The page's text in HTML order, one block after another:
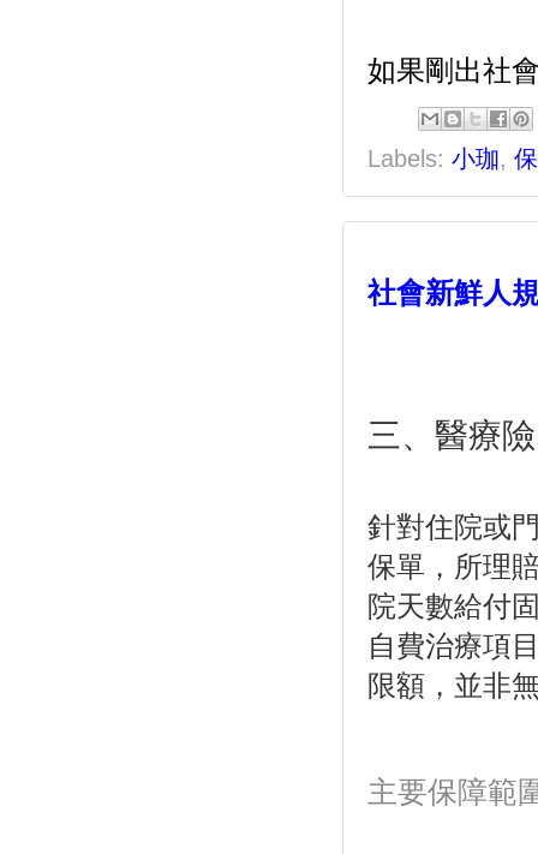
如果剛出社
Labels: 小珈,
社會新鮮人
三、醫療險
針對住院或
保單，所理
院天數給付
自費治療項
限額，並非
主要保障範